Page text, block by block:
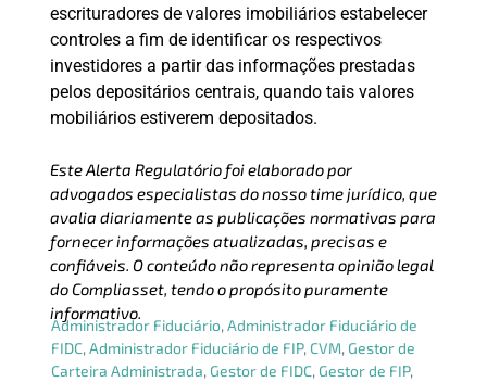
escrituradores de valores imobiliários estabelecer
controles a fim de identificar os respectivos
investidores a partir das informações prestadas
pelos depositários centrais, quando tais valores
mobiliários estiverem depositados.
Este Alerta Regulatório foi elaborado por
advogados especialistas do nosso time jurídico, que
avalia diariamente as publicações normativas para
fornecer informações atualizadas, precisas e
confiáveis. O conteúdo não representa opinião legal
do Compliasset, tendo o propósito puramente
informativo.
Administrador Fiduciário,Administrador Fiduciário de
FIDC,Administrador Fiduciário de FIP, CVM, Gestor de
Carteira Administrada, Gestor de FIDC, Gestor de FIP,